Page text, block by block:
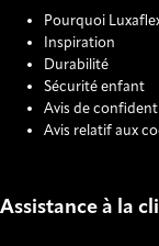
Pourquoi
Inspiration
Durabilité
Sécurité enfant
Avis de
Avis relatif aux
Assistance à la